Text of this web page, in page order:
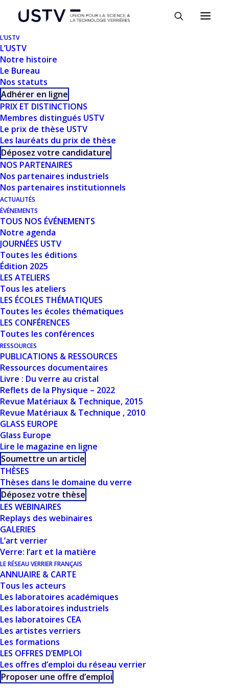
L’USTV
L’USTV
Notre histoire
Le Bureau
Nos statuts
Adhérer en ligne
PRIX ET DISTINCTIONS
Membres distingués USTV
Le prix de thèse USTV
Les lauréats du prix de thèse
Déposez votre candidature
NOS PARTENAIRES
Nos partenaires industriels
Nos partenaires institutionnels
ACTUALITÉS
ÉVÉNEMENTS
TOUS NOS ÉVÉNEMENTS
Notre agenda
JOURNÉES USTV
Toutes les éditions
Édition 2025
LES ATELIERS
Tous les ateliers
LES ÉCOLES THÉMATIQUES
Toutes les écoles thématiques
LES CONFÉRENCES
Toutes les conférences
RESSOURCES
PUBLICATIONS & RESSOURCES
Ressources documentaires
Livre : Du verre au cristal
Reflets de la Physique – 2022
Revue Matériaux & Technique, 2015
Revue Matériaux & Technique , 2010
GLASS EUROPE
Glass Europe
Lire le magazine en ligne
Soumettre un article
THÈSES
Thèses dans le domaine du verre
Déposez votre thèse
LES WEBINAIRES
Replays des webinaires
GALERIES
L’art verrier
Verre: l’art et la matière
LE RÉSEAU VERRIER FRANÇAIS
ANNUAIRE & CARTE
Tous les acteurs
Les laboratoires académiques
Les laboratoires industriels
Les laboratoires CEA
Les artistes verriers
Les formations
LES OFFRES D’EMPLOI
Les offres d’emploi du réseau verrier
Proposer une offre d’emploi
TÉLÉCHARGER
Télécharger
Nombre de fichiers
Date de création
Dernière mise à jour
CRÉATION ET
NUCLÉATION DE
BULLES DE LA
FUSION DE VERRE
ISSU DE CALCIN -
DAMIEN BOLORÉ
(SGR)
CE DOCUMENT FAIT
PARTIE D'UN
ENSEMBLE DE
RESSOURCES
PROPOSÉES SUR
NOTRE SITE